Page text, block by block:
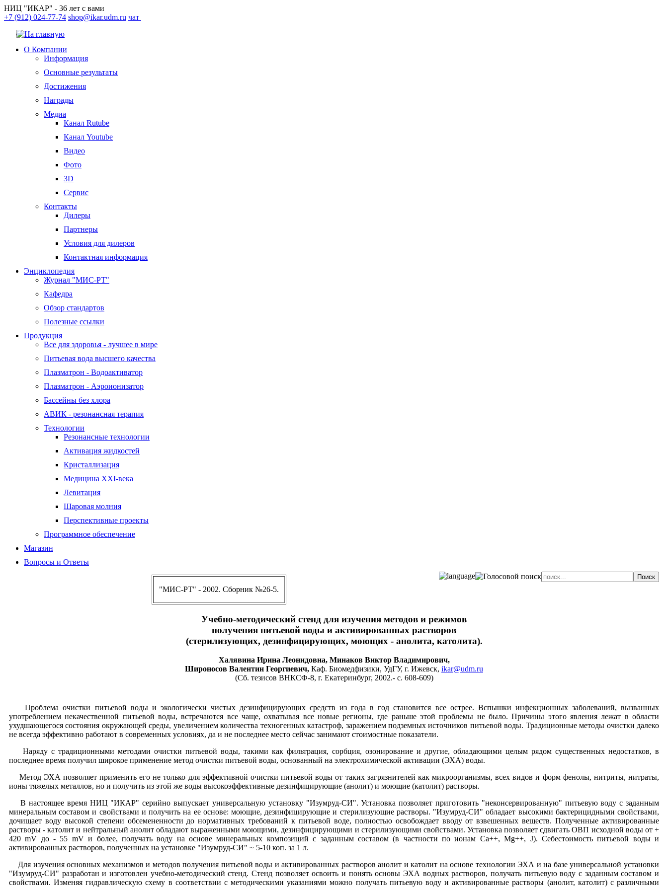
НИЦ "ИКАР" - 36 лет с вами
+7 (912) 024-77-74 shop@ikar.udm.ru чат
О Компании
Информация
Основные результаты
Достижения
Награды
Медиа
Канал Rutube
Канал Youtube
Видео
Фото
3D
Сервис
Контакты
Дилеры
Партнеры
Условия для дилеров
Контактная информация
Энциклопедия
Журнал "МИС-РТ"
Кафедра
Обзор стандартов
Полезные ссылки
Продукция
Все для здоровья - лучшее в мире
Питьевая вода высшего качества
Плазматрон - Водоактиватор
Плазматрон - Аэроионизатор
Бассейны без хлора
АВИК - резонансная терапия
Технологии
Резонансные технологии
Активация жидкостей
Кристаллизация
Медицина XXI-века
Левитация
Шаровая молния
Перспективные проекты
Программное обеспечение
Магазин
Вопросы и Ответы
"МИС-РТ" - 2002. Сборник №26-5.
Учебно-методический стенд для изучения методов и режимов
получения питьевой воды и активированных растворов
(стерилизующих, дезинфицирующих, моющих - анолита, католита).
Халявина Ирина Леонидовна, Минаков Виктор Владимирович,
Широносов Валентин Георгиевич, Каф. Биомедфизики, УдГУ, г. Ижевск, ikar@udm.ru
(Сб. тезисов ВНКСФ-8, г. Екатеринбург, 2002.- с. 608-609)
Проблема очистки питьевой воды и экологически чистых дезинфицирующих средств из года в год становится все острее. Вспышки инфекционных заболеваний, вызванных
употреблением некачественной питьевой воды, встречаются все чаще, охватывая все новые регионы, где раньше этой проблемы не было. Причины этого явления лежат в области
ухудшающегося состояния окружающей среды, увеличением количества техногенных катастроф, заражением подземных источников питьевой воды. Традиционные методы очистки далеко
не всегда эффективно работают в современных условиях, да и не последнее место сейчас занимают стоимостные показатели.
Наряду с традиционными методами очистки питьевой воды, такими как фильтрация, сорбция, озонирование и другие, обладающими целым рядом существенных недостатков, в
последнее время получил широкое применение метод очистки питьевой воды, основанный на электрохимической активации (ЭХА) воды.
Метод ЭХА позволяет применить его не только для эффективной очистки питьевой воды от таких загрязнителей как микроорганизмы, всех видов и форм фенолы, нитриты, нитраты,
ионы тяжелых металлов, но и получить из этой же воды высокоэффективные дезинфицирующие (анолит) и моющие (католит) растворы.
В настоящее время НИЦ "ИКАР" серийно выпускает универсальную установку "Изумруд-СИ". Установка позволяет приготовить "неконсервированную" питьевую воду с заданным
минеральным составом и свойствами и получить на ее основе: моющие, дезинфицирующие и стерилизующие растворы. "Изумруд-СИ" обладает высокими бактерицидными свойствами,
дочищает воду высокой степени обсемененности до нормативных требований к питьевой воде, полностью освобождает вводу от взвешенных веществ. Полученные активированные
растворы - католит и нейтральный анолит обладают выраженными моющими, дезинфицирующими и стерилизующими свойствами. Установка позволяет сдвигать ОВП исходной воды от +
420 mV до - 55 mV и более, получать воду на основе минеральных композиций с заданным составом (в частности по ионам Ca++, Mg++, J). Себестоимость питьевой воды и
активированных растворов, полученных на установке "Изумруд-СИ" ~ 5-10 коп. за 1 л.
Для изучения основных механизмов и методов получения питьевой воды и активированных растворов анолит и католит на основе технологии ЭХА и на базе универсальной установки
"Изумруд-СИ" разработан и изготовлен учебно-методический стенд. Стенд позволяет освоить и понять основы ЭХА водных растворов, получать питьевую воду с заданным составом и
свойствами. Изменяя гидравлическую схему в соответствии с методическими указаниями можно получать питьевую воду и активированные растворы (анолит, католит) с различными